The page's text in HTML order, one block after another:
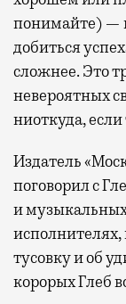
понимайте) —
добиться
сложнее. Это
невероятных
ниоткуда,
Издатель
поговорил с
и
тусовку и об
корорых Глеб